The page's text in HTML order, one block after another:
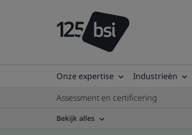
Onze expertise Industrieën
Assessment en certificering
Bekijk alles